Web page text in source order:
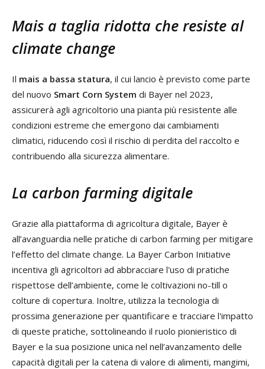
Mais a taglia ridotta che resiste al
climate change
Il mais a bassa statura, il cui lancio è previsto come parte
del nuovo Smart Corn System di Bayer nel 2023,
assicurerà agli agricoltorio una pianta più resistente alle
condizioni estreme che emergono dai cambiamenti
climatici, riducendo così il rischio di perdita del raccolto e
contribuendo alla sicurezza alimentare.
La carbon farming digitale
Grazie alla piattaforma di agricoltura digitale, Bayer è
all’avanguardia nelle pratiche di carbon farming per mitigare
l’effetto del climate change. La Bayer Carbon Initiative
incentiva gli agricoltori ad abbracciare l'uso di pratiche
rispettose dell’ambiente, come le coltivazioni no-till o
colture di copertura. Inoltre, utilizza la tecnologia di
prossima generazione per quantificare e tracciare l'impatto
di queste pratiche, sottolineando il ruolo pionieristico di
Bayer e la sua posizione unica nel nell’avanzamento delle
capacità digitali per la catena di valore di alimenti, mangimi,